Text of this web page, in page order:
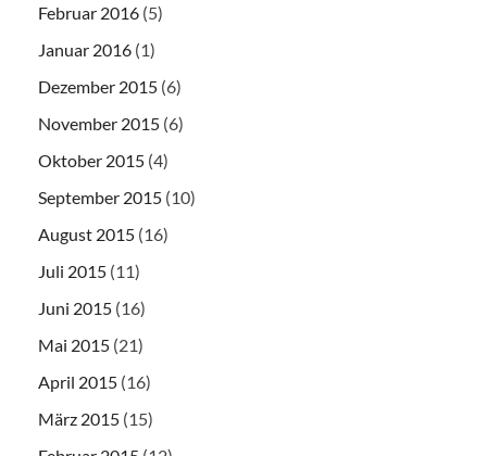
Februar 2016 (5)
Januar 2016 (1)
Dezember 2015 (6)
November 2015 (6)
Oktober 2015 (4)
September 2015 (10)
August 2015 (16)
Juli 2015 (11)
Juni 2015 (16)
Mai 2015 (21)
April 2015 (16)
März 2015 (15)